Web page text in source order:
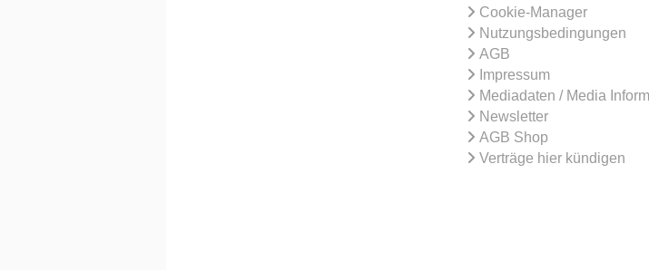
Cookie-Manager
Nutzungsbedingungen
AGB
Impressum
Mediadaten / Media
Newsletter
AGB Shop
Verträge hier kündigen